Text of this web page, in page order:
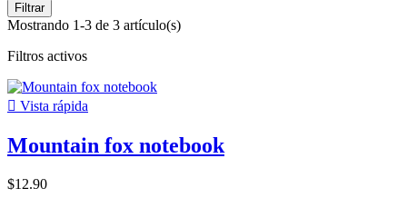
Filtrar
Mostrando 1-3 de 3 artículo(s)
Filtros activos
 Vista rápida
Mountain fox notebook
$12.90